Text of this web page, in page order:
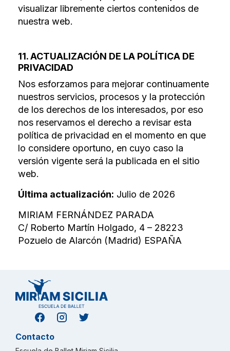
visualizar libremente ciertos contenidos de
nuestra web.
11. ACTUALIZACIÓN DE LA POLÍTICA DE
PRIVACIDAD
Nos esforzamos para mejorar continuamente
nuestros servicios, procesos y la protección
de los derechos de los interesados, por eso
nos reservamos el derecho a revisar esta
política de privacidad en el momento en que
lo considere oportuno, en cuyo caso la
versión vigente será la publicada en el sitio
web.
Última actualización: Julio de 2026
MIRIAM FERNÁNDEZ PARADA
C/ Roberto Martín Holgado, 4 – 28223
Pozuelo de Alarcón (Madrid) ESPAÑA
Contacto